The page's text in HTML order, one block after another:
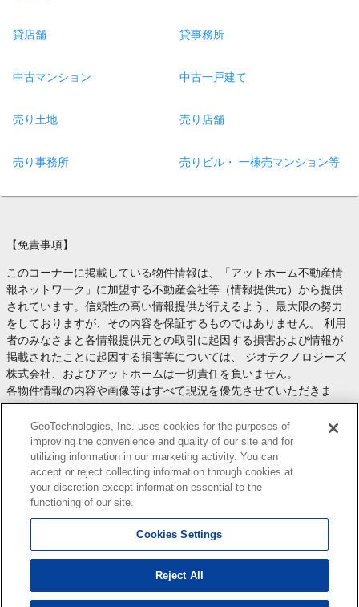
貸店舗 貸事務所
中古マンション 中古一戸建て
売り土地 売り店舗
売り事務所 売りビル・ 一棟売マンション等
【免責事項】
このコーナーに掲載している物件情報は、「アットホーム不動産情
報ネットワーク」に加盟する不動産会社等（情報提供元）から提供
されています。信頼性の高い情報提供が行えるよう、最大限の努力
をしておりますが、その内容を保証するものではありません。 利用
者のみなさまと各情報提供元との取引に起因する損害および情報が
掲載されたことに起因する損害等については、 ジオテクノロジーズ
株式会社、およびアットホームは一切責任を負いません。
各物件情報の内容や画像等はすべて現況を優先させていただきま
す。
お取引等（お取引の準備、資金調達等を含みます）の際には、内容
や契約条件等について、 各情報提供元より十分な説明を受け、ご自
身でご確認の上、判断してください。
このコーナーへの物件情報のご掲載、その他不動産業務ソリューシ
ョン等についての不動産会社様のお問合せはこちら
します。
Copyright(c) At Home Co.,Ltd. このサイトに掲載している情報の無断転載を禁止します。著作権
はアットホーム（株）またはその情報提供者に帰属します。
GeoTechnologies, Inc. uses cookies for the purposes of
improving the convenience and quality of our site and for
utilizing information in our marketing activity. You can
accept or reject collecting information through cookies at
your discretion except information essential to the
functioning of our site.
Cookies Settings
Reject All